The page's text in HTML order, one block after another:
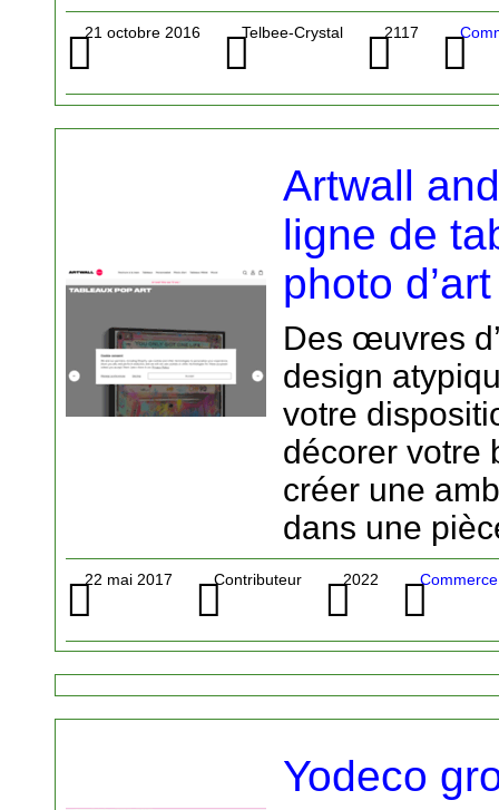
21 octobre 2016 Telbee-Crystal 2117
Artwall
ligne de
photo d’art
Des œuvres
design
votre
décorer votre
créer une
dans une
22 mai 2017 Contributeur 2022
Yodeco